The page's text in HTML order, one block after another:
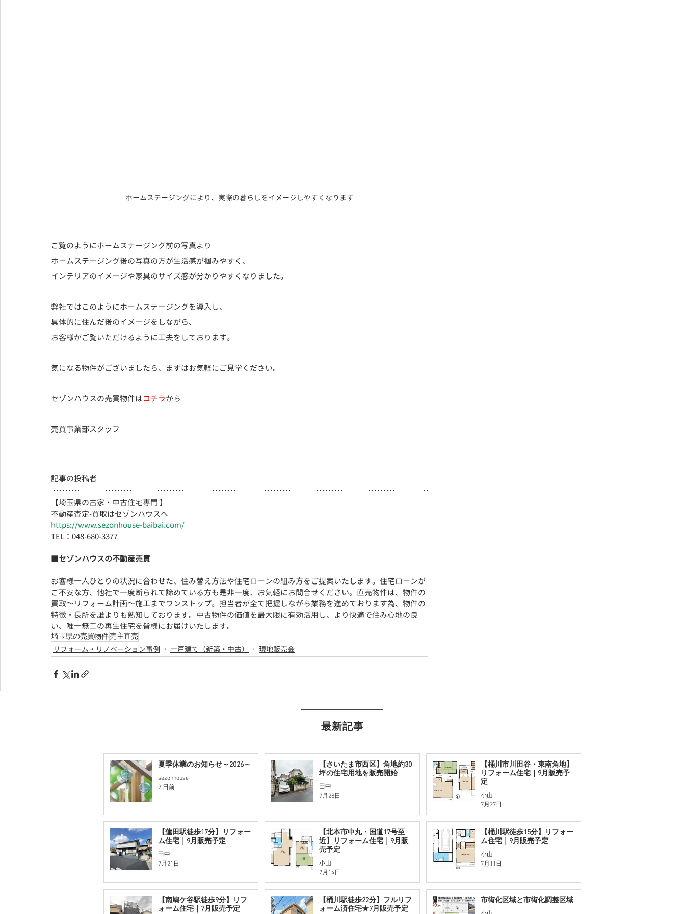
ホームステージングにより、実際の暮らしをイメージしやすくなります
ご覧のようにホームステージング前の写真より
ホームステージング後の写真の方が生活感が掴みやすく、
インテリアのイメージや家具のサイズ感が分かりやすくなりました。
弊社ではこのようにホームステージングを導入し、
具体的に住んだ後のイメージをしながら、
お客様がご覧いただけるように工夫をしております。
気になる物件がございましたら、まずはお気軽にご見学ください。
セゾンハウスの売買物件はコチラから
売買事業部スタッフ
記事の投稿者
【埼玉県の古家・中古住宅専門 】
不動産査定-買取はセゾンハウスへ
https://www.sezonhouse-baibai.com/
TEL：048-680-3377
■セゾンハウスの不動産売買
お客様一人ひとりの状況に合わせた、住み替え方法や住宅ローンの組み方をご提案いたします。住宅ローンが
ご不安な方、他社で一度断られて諦めている方も是非一度、お気軽にお問合せください。直売物件は、物件の
買取～リフォーム計画～施工までワンストップ。担当者が全て把握しながら業務を進めております為、物件の
特徴・長所を誰よりも熟知しております。 中古物件の価値を最大限に有効活用し、より快適で住み心地の良
い、 唯一無二の再生住宅を皆様にお届けいたします。
埼玉県の売買物件売主直売
リフォーム・リノベーション事例 一戸建て（新築・中古） 現地販売会
最新記事
夏季休業のお知らせ～2026～
sezonhouse
2 日前
【さいたま市西区】角地約30
坪の住宅用地を販売開始
田中
7月28日
【桶川市川田谷・東南角地】
リフォーム住宅｜9月販売予
定
小山
7月27日
【蓮田駅徒歩17分】リフォー
ム住宅｜9月販売予定
田中
7月21日
【北本市中丸・国道17号至
近】リフォーム住宅｜9月販
売予定
小山
7月14日
【桶川駅徒歩15分】リフォー
ム住宅｜9月販売予定
小山
7月11日
【南鳩ケ谷駅徒歩9分】リフ
ォーム住宅｜7月販売予定
【桶川駅徒歩22分】フルリフ
ォーム済住宅★7月販売予定
市街化区域と市街化調整区域